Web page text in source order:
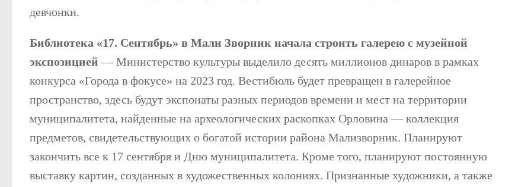
девчонки.
Библиотека «17. Сентябрь» в Мали Зворник начала строить галерею с музейной
экспозицией — Министерство культуры выделило десять миллионов динаров в рамках
конкурса «Города в фокусе» на 2023 год. Вестибюль будет превращен в галерейное
пространство, здесь будут экспонаты разных периодов времени и мест на территории
муниципалитета, найденные на археологических раскопках Орловина — ​​коллекция
предметов, свидетельствующих о богатой истории района Мализворник. Планируют
закончить все к 17 сентября и Дню муниципалитета. Кроме того, планируют постоянную
выставку картин, созданных в художественных колониях. Признанные художники, а также